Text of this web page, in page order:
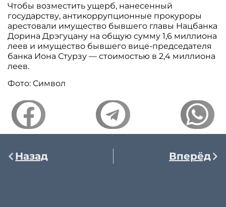
Чтобы возместить ущерб, нанесенный
государству, антикоррупционные прокуроры
арестовали имущество бывшего главы Нацбанка
Дорина Дрэгуцану на общую сумму 1,6 миллиона
леев и имущество бывшего вице-председателя
банка Иона Стурзу — стоимостью в 2,4 миллиона
леев.
Фото: Символ
Назад Вперёд